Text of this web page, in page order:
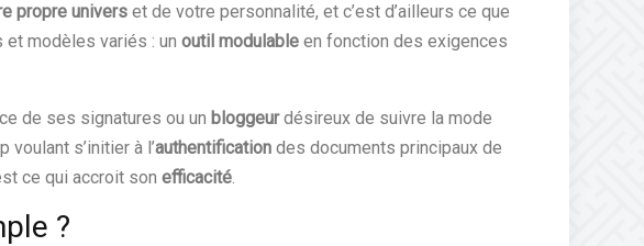
propre univers et de votre personnalité, et c’est d’ailleurs ce que
et modèles variés : un outil modulable en fonction des exigences
de ses signatures ou un bloggeurdésireux de suivre la mode
s’initier à l’authentification des documents principaux de
ce qui accroit son efficacité.
?